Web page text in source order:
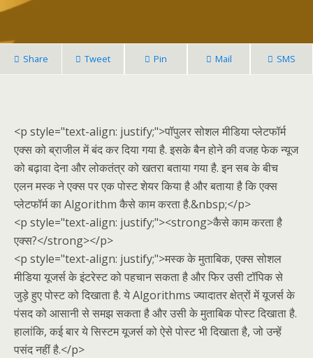
Share Tweet Pin Mail SMS
<p style="text-align: justify;">पॉपुलर सोशल मीडिया प्लेटफॉर्म
एक्स को ब्राजील में बंद कर दिया गया है. इसके बैन होने की वजह फेक न्यूज
को बढ़ावा देना और लोकतंत्र को खतरा बताया गया है. इन सब के बीच
एलन मस्क ने एक्स पर एक पोस्ट शेयर किया है और बताया है कि एक्स
प्लेटफॉर्म का Algorithm कैसे काम करता है.&nbsp;</p>
<p style="text-align: justify;"><strong>कैसे काम करता है
एक्स?</strong></p>
<p style="text-align: justify;">मस्क के मुताबिक, एक्स सोशल
मीडिया यूजर्स के इंटरेस्ट को पहचान सकता है और फिर उसी टॉपिक से
जुड़े हुए पोस्ट को दिखाता है. ये Algorithms ज्यादातर क्षेत्रों में यूजर्स के
पंसद को आसानी से समझ सकता है और उसी के मुताबिक पोस्ट दिखाता है.
हालांकि, कई बार ये सिस्टम यूजर्स को ऐसे पोस्ट भी दिखाता है, जो उन्हें
पसंद नहीं है.</p>